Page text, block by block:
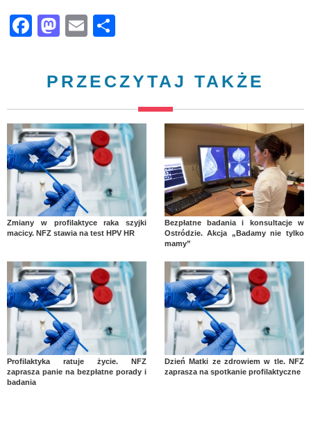
Facebook
Mastodon
Email
PRZECZYTAJ TAKŻE
Zmiany w profilaktyce raka szyjki
macicy. NFZ stawia na test HPV HR
Bezpłatne badania i konsultacje w
Ostródzie. Akcja „Badamy nie tylko
mamy”
Profilaktyka ratuje życie. NFZ
zaprasza panie na bezpłatne porady i
badania
Dzień Matki ze zdrowiem w tle. NFZ
zaprasza na spotkanie profilaktyczne